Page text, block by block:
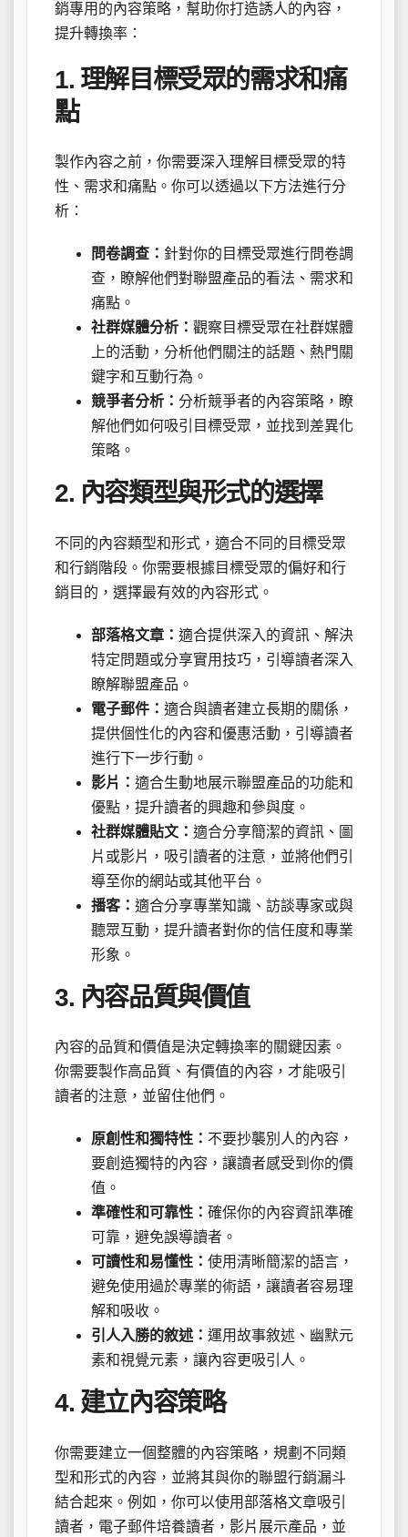
銷專用的內容策略，幫助你打造誘人的內容，
提升轉換率：
1. 理解目標受眾的需求和痛
點
製作內容之前，你需要深入理解目標受眾的特
性、需求和痛點。你可以透過以下方法進行分
析：
問卷調查： 針對你的目標受眾進行問卷調
查，瞭解他們對聯盟產品的看法、需求和
痛點。
社群媒體分析： 觀察目標受眾在社群媒體
上的活動，分析他們關注的話題、熱門關
鍵字和互動行為。
競爭者分析： 分析競爭者的內容策略，瞭
解他們如何吸引目標受眾，並找到差異化
策略。
2. 內容類型與形式的選擇
不同的內容類型和形式，適合不同的目標受眾
和行銷階段。你需要根據目標受眾的偏好和行
銷目的，選擇最有效的內容形式。
部落格文章： 適合提供深入的資訊、解決
特定問題或分享實用技巧，引導讀者深入
瞭解聯盟產品。
電子郵件： 適合與讀者建立長期的關係，
提供個性化的內容和優惠活動，引導讀者
進行下一步行動。
影片： 適合生動地展示聯盟產品的功能和
優點，提升讀者的興趣和參與度。
社群媒體貼文： 適合分享簡潔的資訊、圖
片或影片，吸引讀者的注意，並將他們引
導至你的網站或其他平台。
播客： 適合分享專業知識、訪談專家或與
聽眾互動，提升讀者對你的信任度和專業
形象。
3. 內容品質與價值
內容的品質和價值是決定轉換率的關鍵因素。
你需要製作高品質、有價值的內容，才能吸引
讀者的注意，並留住他們。
原創性和獨特性： 不要抄襲別人的內容，
要創造獨特的內容，讓讀者感受到你的價
值。
準確性和可靠性： 確保你的內容資訊準確
可靠，避免誤導讀者。
可讀性和易懂性： 使用清晰簡潔的語言，
避免使用過於專業的術語，讓讀者容易理
解和吸收。
引人入勝的敘述： 運用故事敘述、幽默元
素和視覺元素，讓內容更吸引人。
4. 建立內容策略
你需要建立一個整體的內容策略，規劃不同類
型和形式的內容，並將其與你的聯盟行銷漏斗
結合起來。例如，你可以使用部落格文章吸引
讀者，電子郵件培養讀者，影片展示產品，並